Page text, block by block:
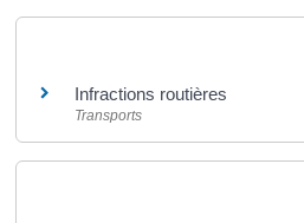
Infractions routières
Transports